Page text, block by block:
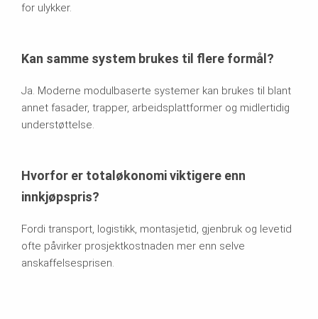
for ulykker.
Kan samme system brukes til flere formål?
Ja. Moderne modulbaserte systemer kan brukes til blant
annet fasader, trapper, arbeidsplattformer og midlertidig
understøttelse.
Hvorfor er totaløkonomi viktigere enn
innkjøpspris?
Fordi transport, logistikk, montasjetid, gjenbruk og levetid
ofte påvirker prosjektkostnaden mer enn selve
anskaffelsesprisen.